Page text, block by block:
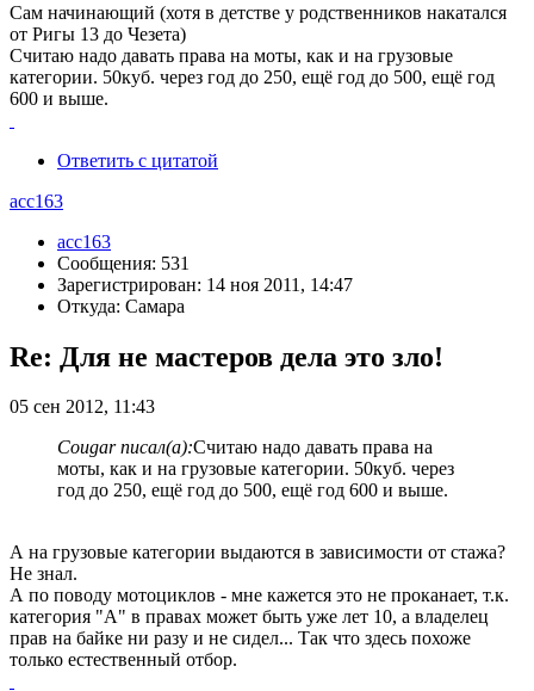
Сам начинающий (хотя в детстве у родственников накатался
от Ригы 13 до Чезета)
Считаю надо давать права на моты, как и на грузовые
категории. 50куб. через год до 250, ещё год до 500, ещё год
600 и выше.
Ответить с цитатой
acc163
acc163
Сообщения: 531
Зарегистрирован: 14 ноя 2011, 14:47
Откуда: Самара
Re: Для не мастеров дела это зло!
05 сен 2012, 11:43
Cougar писал(а):Считаю надо давать права на
моты, как и на грузовые категории. 50куб. через
год до 250, ещё год до 500, ещё год 600 и выше.
А на грузовые категории выдаются в зависимости от стажа?
Не знал.
А по поводу мотоциклов - мне кажется это не проканает, т.к.
категория "А" в правах может быть уже лет 10, а владелец
прав на байке ни разу и не сидел... Так что здесь похоже
только естественный отбор.